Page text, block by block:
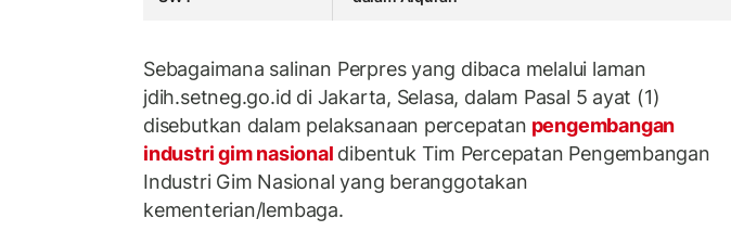
Sebagaimana salinan Perpres yang dibaca melalui laman
jdih.setneg.go.id di Jakarta, Selasa, dalam Pasal 5 ayat (1)
disebutkan dalam pelaksanaan percepatan pengembangan
industri gim nasional dibentuk Tim Percepatan Pengembangan
Industri Gim Nasional yang beranggotakan
kementerian/lembaga.